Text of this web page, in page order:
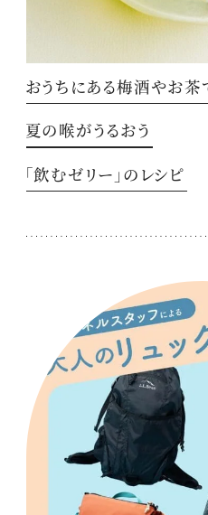
おうちにある梅酒やお茶
夏の喉がうるおう
「飲むゼリー」のレシピ